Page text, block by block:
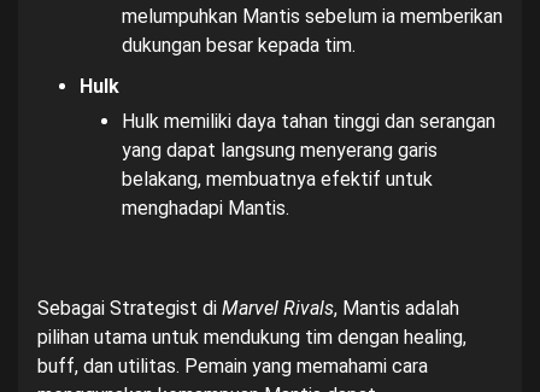
melumpuhkan Mantis sebelum ia memberikan
dukungan besar kepada tim.
Hulk
Hulk memiliki daya tahan tinggi dan serangan
yang dapat langsung menyerang garis
belakang, membuatnya efektif untuk
menghadapi Mantis.
Sebagai Strategist di Marvel Rivals, Mantis adalah
pilihan utama untuk mendukung tim dengan healing,
buff, dan utilitas. Pemain yang memahami cara